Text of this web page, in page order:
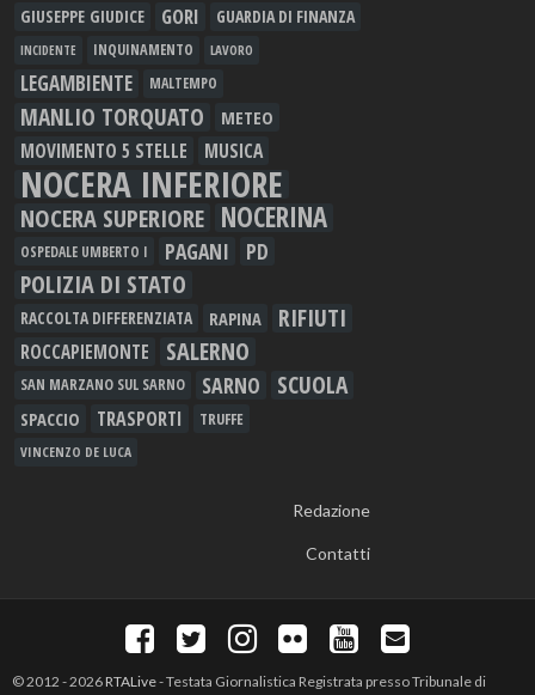
GIUSEPPE GIUDICE GORI GUARDIA DI FINANZA
INCIDENTE INQUINAMENTO LAVORO
LEGAMBIENTE MALTEMPO
MANLIO TORQUATO METEO
MOVIMENTO 5 STELLE MUSICA
NOCERA INFERIORE
NOCERA SUPERIORE NOCERINA
OSPEDALE UMBERTO I PAGANI PD
POLIZIA DI STATO
RACCOLTA DIFFERENZIATA RAPINA RIFIUTI
ROCCAPIEMONTE SALERNO
SAN MARZANO SUL SARNO SARNO SCUOLA
SPACCIO TRASPORTI TRUFFE
VINCENZO DE LUCA
Redazione
Contatti
© 2012 - 2026RTALive- Testata Giornalistica Registrata presso Tribunale di